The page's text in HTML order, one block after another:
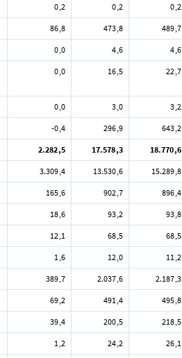
0,2 0,2 0,2
86,8 473,8 489,7
0,0 4,6 4,6
0,0 16,5 22,7
0,0 3,0 3,2
-0,4 296,9 643,2
2.282,5 17.578,3 18.770,6
3.309,4 13.530,6 15.289,8
165,6 902,7 896,4
18,6 93,2 93,8
12,1 68,5 68,5
1,6 12,0 11,2
389,7 2.037,6 2.187,3
69,2 491,4 495,8
39,4 200,5 218,5
1,2 24,2 26,1